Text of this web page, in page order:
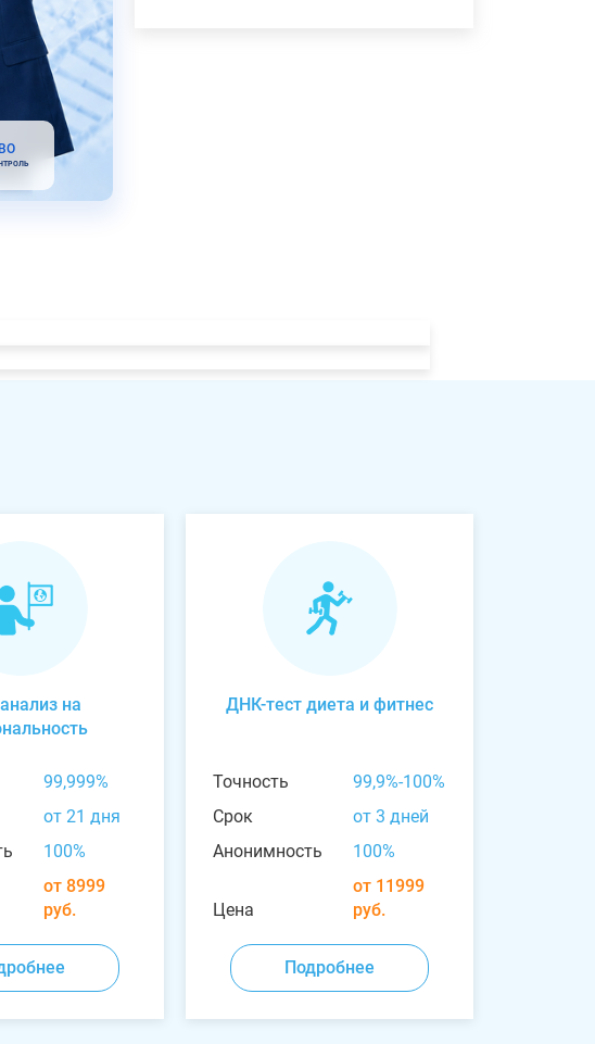
на
99,999%
от 21 дня
100%
от 8999
руб.
ДНК-тест диета и фитнес
Точность
99,9%-100%
Срок
от 3 дней
Анонимность
100%
Цена
от 11999
руб.
Подробнее